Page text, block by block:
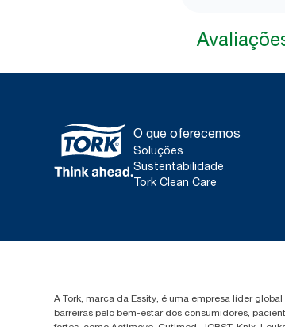
O que oferecemos
Soluções
Sustentabilidade
Tork Clean Care
A Tork, marca da Essity, é uma empresa líder
barreiras pelo bem-estar dos consumidores,